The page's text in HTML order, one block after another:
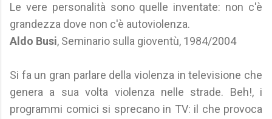
Le vere personalità sono quelle inventate: non c'è
grandezza dove non c'è autoviolenza.
Aldo Busi, Seminario sulla gioventù, 1984/2004
Si fa un gran parlare della violenza in televisione che
genera a sua volta violenza nelle strade. Beh!, i
programmi comici si sprecano in TV: il che provoca